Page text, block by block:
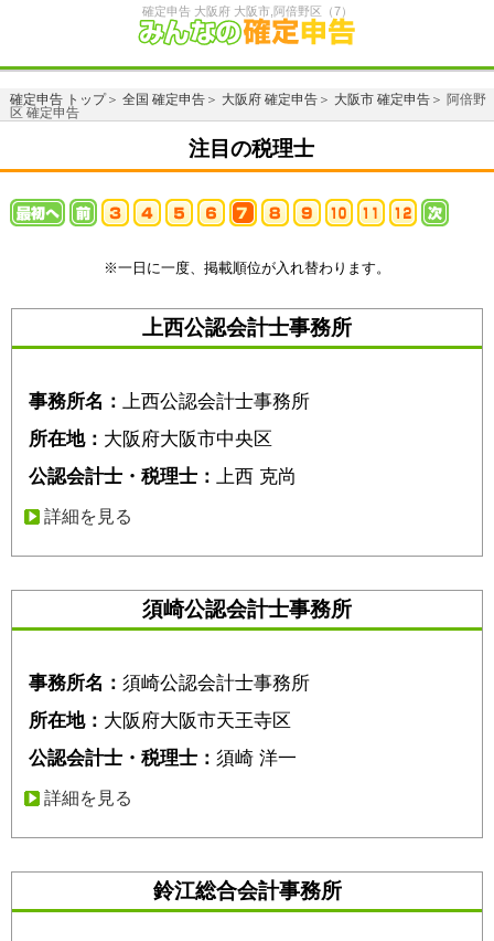
確定申告 大阪府 大阪市,阿倍野区（7）
確定申告 トップ＞ 全国 確定申告＞ 大阪府 確定申告＞ 大阪市 確定申告＞ 阿倍野
区 確定申告
注目の税理士
※一日に一度、掲載順位が入れ替わります。
上西公認会計士事務所
事務所名： 上西公認会計士事務所
所在地： 大阪府大阪市中央区
公認会計士・税理士： 上西 克尚
詳細を見る
須崎公認会計士事務所
事務所名： 須崎公認会計士事務所
所在地： 大阪府大阪市天王寺区
公認会計士・税理士： 須崎 洋一
詳細を見る
鈴江総合会計事務所